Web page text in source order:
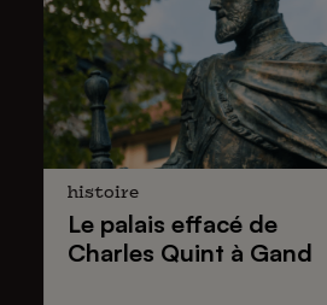
histoire
Le palais effacé de
Charles Quint à Gand